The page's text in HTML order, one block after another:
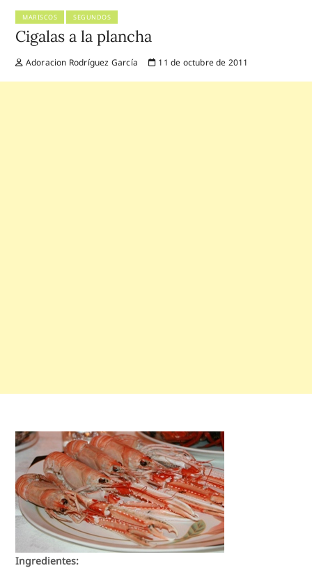
MARISCOS SEGUNDOS
Cigalas a la plancha
Adoracion Rodríguez García 11 de octubre de 2011
Ingredientes: